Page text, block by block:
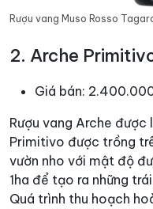
Rượu vang Muso Rosso
2. Arche
Giá bán:
Rượu vang Arche
Primitivo được trồng
vườn nho với mật độ
1ha để tạo ra những
Quá trình thu hoạch